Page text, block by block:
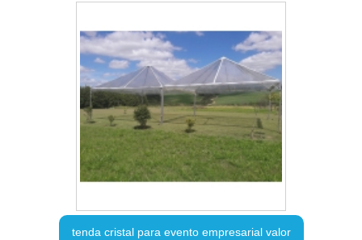
tenda cristal para evento empresarial valor